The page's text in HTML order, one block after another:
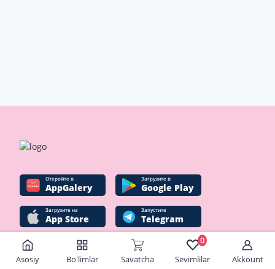
Asosiy Bo'limlar Savatcha Sevimlilar
0
Akkount
Oткройте в
AppGalery
Загрузите в
Google Play
Загрузите на
App Store
Запустите
Telegram
Ijtimoiy tarmoqlar